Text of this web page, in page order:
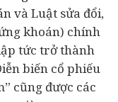
và Luật sửa đổi,
khoán) chính
tức trở thành
biến cổ phiếu
cũng được các